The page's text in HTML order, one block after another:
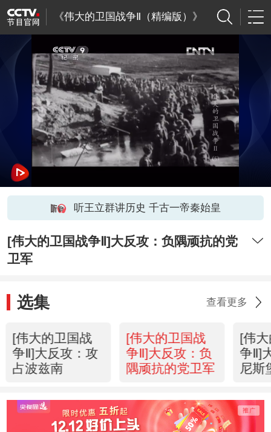
《伟大的卫国战争Ⅱ（精编版）》
听王立群讲历史 千古一帝秦始皇
[伟大的卫国战争Ⅱ]大反攻：负隅顽抗的党
卫军
选集 查看更多
[伟大的卫国战
争Ⅱ]大反攻：攻
占波兹南
[伟大的卫国战
争Ⅱ]大反攻：负
隅顽抗的党卫军
[伟
争Ⅱ]
尼斯